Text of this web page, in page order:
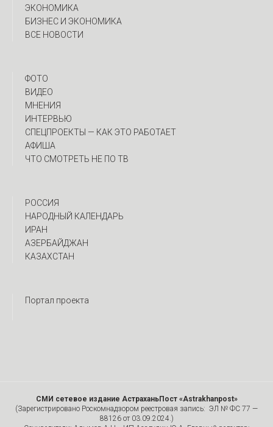
ЭКОНОМИКА
БИЗНЕС И ЭКОНОМИКА
ВСЕ НОВОСТИ
ФОТО
ВИДЕО
МНЕНИЯ
ИНТЕРВЬЮ
CПЕЦПРОЕКТЫ — КАК ЭТО РАБОТАЕТ
АФИША
ЧТО СМОТРЕТЬ НЕ ПО ТВ
РОССИЯ
НАРОДНЫЙ КАЛЕНДАРЬ
ИРАН
АЗЕРБАЙДЖАН
КАЗАХСТАН
Портал проекта
СМИ сетевое издание АстраханьПост «Astrakhanpost»
(Зарегистрировано Роскомнадзором реестровая запись: ЭЛ № ФС 77 —
88126 от 03.09.2024.)